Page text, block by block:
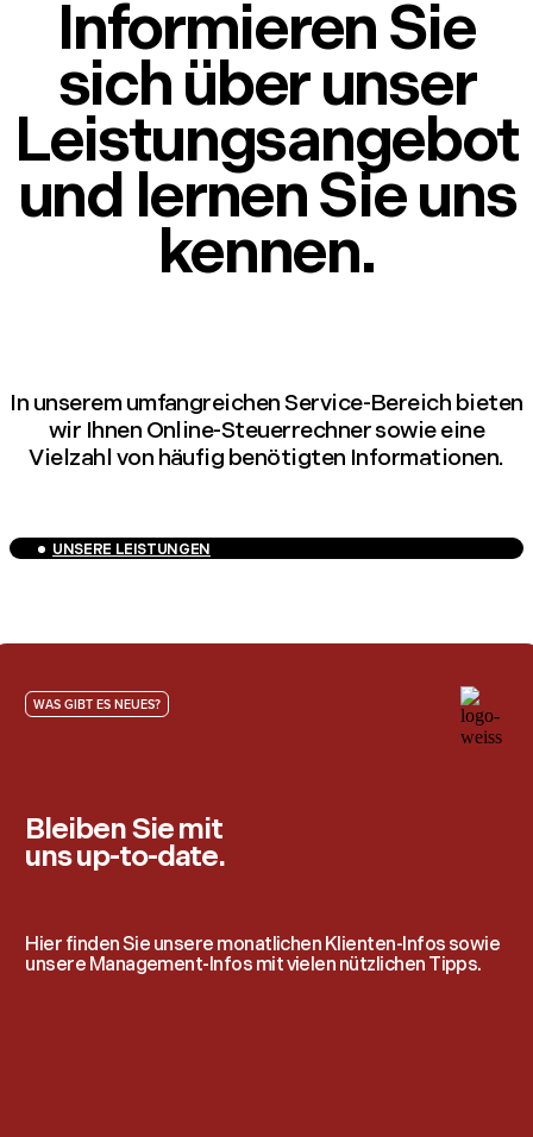
Informieren Sie
sich über unser
Leistungsangebot
und lernen Sie uns
kennen.
In unserem umfangreichen Service-Bereich bieten
wir Ihnen Online-Steuerrechner sowie eine
Vielzahl von häufig benötigten Informationen.
UNSERE LEISTUNGEN
WAS GIBT ES NEUES?
Bleiben Sie mit
uns up-to-date.
Hier finden Sie unsere monatlichen Klienten-Infos sowie
unsere Management-Infos mit vielen nützlichen Tipps.